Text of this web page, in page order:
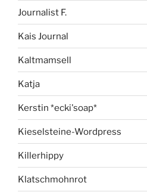
Journalist F.
Kais Journal
Kaltmamsell
Katja
Kerstin *ecki'soap*
Kieselsteine-Wordpress
Killerhippy
Klatschmohnrot